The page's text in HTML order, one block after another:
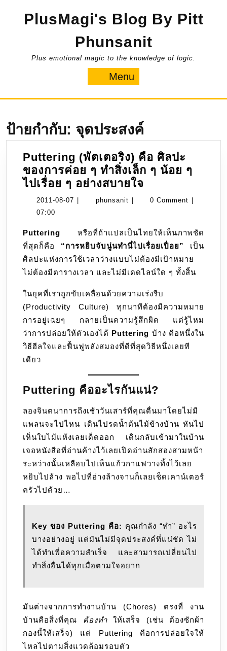
PlusMagi's Blog By Pitt
Phunsanit
Plus emotional magic to the knowledge of logic.
Menu
ป้ายกำกับ: จุดประสงค์
Puttering (พัตเตอริง) คือ ศิลปะ
ของการค่อย ๆ ทำสิ่งเล็ก ๆ น้อย ๆ
ไปเรื่อย ๆ อย่างสบายใจ
(พัต
คือ
ศิลปะ
ของ
การ
ค่อย
ๆ
ทำ
สิ่ง
เล็ก
ไป
เรื่อย
ๆ
อย่าง
สบายใจ
2011-08-07 2011-
phunsanit phunsanit0 Comment
07:00
Puttering หรือที่ถ้าแปลเป็นไทยให้เห็นภาพชัด
ที่สุดก็คือ “การหยิบจับนู่นทำนี่ไปเรื่อยเปื่อย”
เป็น
ศิลปะแห่งการใช้เวลาว่างแบบไม่ต้องมีเป้าหมาย
ไม่ต้องมีตารางเวลา และไม่มีเดดไลน์ใด ๆ ทั้งสิ้น
ในยุคที่เราถูกขับเคลื่อนด้วยความเร่งรีบ
(Productivity Culture) ทุกนาทีต้องมีความหมาย
การอยู่เฉยๆ กลายเป็นความรู้สึกผิด แต่รู้ไหม
ว่าการปล่อยให้ตัวเองได้ Puttering บ้าง คือหนึ่งใน
วิธีฮีลใจและฟื้นฟูพลังสมองที่ดีที่สุดวิธีหนึ่งเลยที
เดียว
Puttering คืออะไรกันแน่?
ลองจินตนาการถึงเช้าวันเสาร์ที่คุณตื่นมาโดยไม่มี
แพลนจะไปไหน เดินไปรดน้ำต้นไม้ข้างบ้าน หันไป
เห็นใบไม้แห้งเลยเด็ดออก เดินกลับเข้ามาในบ้าน
เจอหนังสือที่อ่านค้างไว้เลยเปิดอ่านสักสองสามหน้า
ระหว่างนั้นเหลือบไปเห็นแก้วกาแฟวางทิ้งไว้เลย
หยิบไปล้าง พอไปที่อ่างล้างจานก็เลยเช็ดเคาน์เตอร์
ครัวไปด้วย…
Key ของ Puttering คือ: คุณกำลัง “ทำ” อะไร
บางอย่างอยู่ แต่มันไม่มีจุดประสงค์ที่แน่ชัด ไม่
ได้ทำเพื่อความสำเร็จ และสามารถเปลี่ยนไป
ทำสิ่งอื่นได้ทุกเมื่อตามใจอยาก
มันต่างจากการทำงานบ้าน (Chores) ตรงที่ งาน
บ้านคือสิ่งที่คุณ
ต้องทำให้เสร็จ (เช่น ต้องซักผ้า
กองนี้ให้เสร็จ) แต่ Puttering คือการปล่อยใจให้
ไหลไปตามสิ่งแวดล้อมรอบตัว